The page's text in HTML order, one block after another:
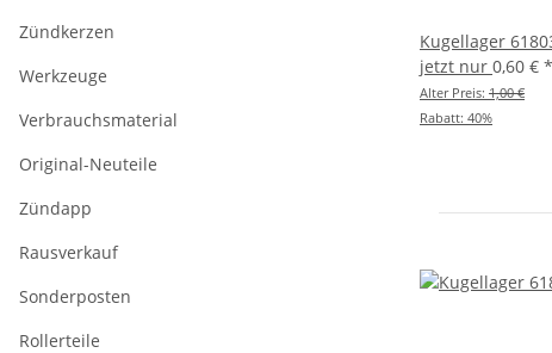
Kugellager
jetzt nur 0,60 € *
Alter Preis: 1,00 €
Rabatt: 40%
Zündkerzen
Werkzeuge
Verbrauchsmaterial
Original-Neuteile
Zündapp
Rausverkauf
Sonderposten
Rollerteile